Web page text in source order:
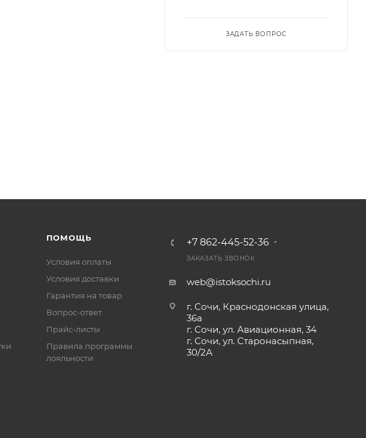
ЗАДАТЬ ВОПРОС
ПОМОЩЬ
Условия оплаты
Условия доставки
Гарантия на товар
Вопрос-ответ
Прайс-листы
Правила программы
лояльности
+7 862-445-52-36
ЗАКАЗАТЬ ЗВОНОК
web@istoksochi.ru
г. Сочи, Краснодонская улица,
36а
г. Сочи, ул. Авиационная, 34
г. Сочи, ул. Старонасыпная,
30/2А